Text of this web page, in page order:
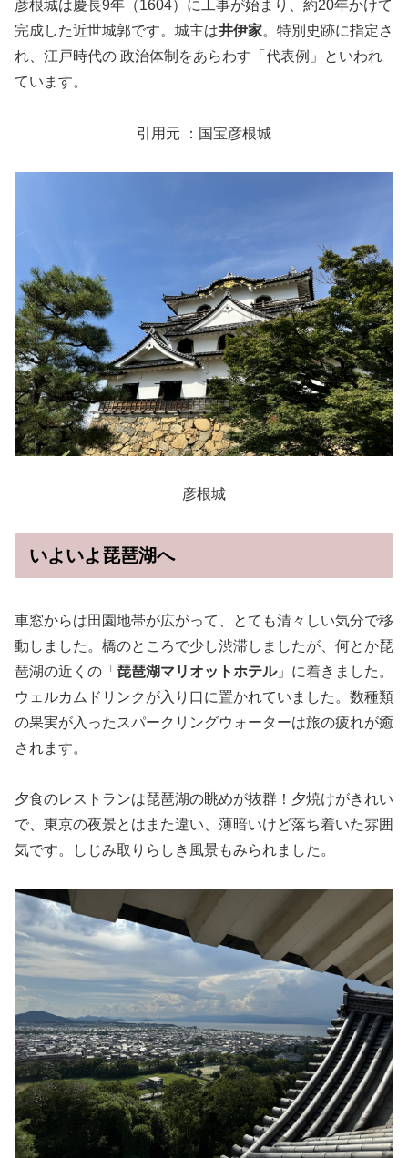
彦根城は慶長9年（1604）に工事が始まり、約20年かけて
完成した近世城郭です。城主は井伊家。特別史跡に指定さ
れ、江戸時代の 政治体制をあらわす「代表例」といわれ
ています。
引用元 ：国宝彦根城
彦根城
いよいよ琵琶湖へ
車窓からは田園地帯が広がって、とても清々しい気分で移
動しました。橋のところで少し渋滞しましたが、何とか琵
琶湖の近くの「 琵琶湖マリオットホテル」に着きました。
ウェルカムドリンクが入り口に置かれていました。数種類
の果実が入ったスパークリングウォーターは旅の疲れが癒
されます。
夕食のレストランは琵琶湖の眺めが抜群！夕焼けがきれい
で、東京の夜景とはまた違い、薄暗いけど落ち着いた雰囲
気です。しじみ取りらしき風景もみられました。